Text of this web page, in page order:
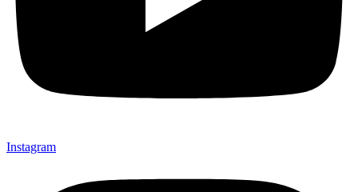
Instagram